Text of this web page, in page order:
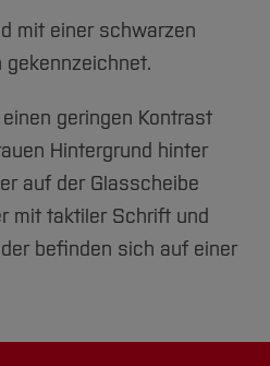
mit einer schwarzen
gekennzeichnet.
einen geringen Kontrast
Hintergrund hinter
auf der Glasscheibe
mit taktiler Schrift und
befinden sich auf einer